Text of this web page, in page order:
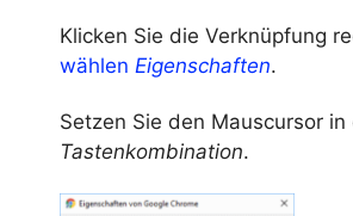
Klicken Sie die Verknüpfung
wählen Eigenschaften.
Setzen Sie den Mauscursor in
Tastenkombination.